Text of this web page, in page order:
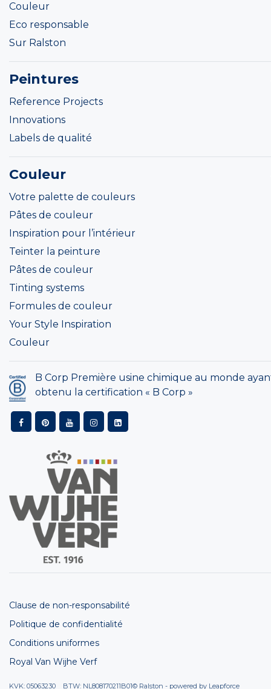
Couleur
Eco responsable
Sur Ralston
Peintures
Reference Projects
Innovations
Labels de qualité
Couleur
Votre palette de couleurs
Pâtes de couleur
Inspiration pour l’intérieur
Teinter la peinture
Pâtes de couleur
Tinting systems
Formules de couleur
Your Style Inspiration
Couleur
B Corp Première usine chimique au monde
obtenu la certification « B Corp »
Clause de non-responsabilité
Politique de confidentialité
Conditions uniformes
Royal Van Wijhe Verf
KVK: 05063230 BTW: NL808170211B01© Ralston - powered by Leapforce